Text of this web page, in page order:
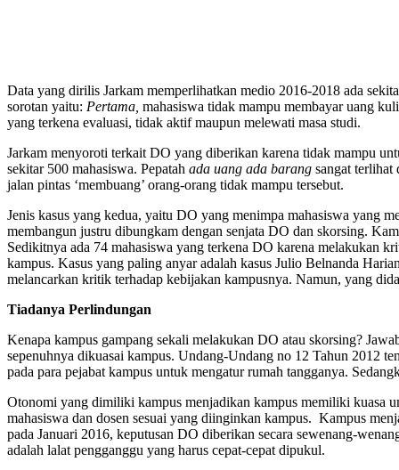
Data yang dirilis Jarkam memperlihatkan medio 2016-2018 ada
sorotan yaitu: Pertama, mahasiswa tidak mampu membayar uang
yang terkena evaluasi, tidak aktif maupun melewati masa studi.
Jarkam menyoroti terkait DO yang diberikan karena tidak mampu
sekitar 500 mahasiswa. Pepatah ada uang ada barang sangat terlihat
jalan pintas ‘membuang’ orang-orang tidak mampu tersebut.
Jenis kasus yang kedua, yaitu DO yang menimpa mahasiswa yang
membangun justru dibungkam dengan senjata DO dan skorsing.
Sedikitnya ada 74 mahasiswa yang terkena DO karena melakukan
kampus. Kasus yang paling anyar adalah kasus Julio Belnanda
melancarkan kritik terhadap kebijakan kampusnya. Namun, yang
Tiadanya Perlindungan
Kenapa kampus gampang sekali melakukan DO atau skorsing?
sepenuhnya dikuasai kampus. Undang-Undang no 12 Tahun 2012
pada para pejabat kampus untuk mengatur rumah tangganya.
Otonomi yang dimiliki kampus menjadikan kampus memiliki kuasa
mahasiswa dan dosen sesuai yang diinginkan kampus. Kampus
pada Januari 2016, keputusan DO diberikan secara sewenang-
adalah lalat pengganggu yang harus cepat-cepat dipukul.